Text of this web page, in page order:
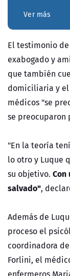
Ver más
El testimonio
exabogado y
que también
domiciliaria y el
médicos "se
se preocuparon
"En la teoría
lo otro y Luque
su objetivo.
salvado",
Además de
proceso el
coordinadora
Forlini, el